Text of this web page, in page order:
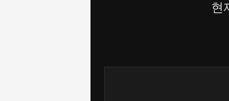
현